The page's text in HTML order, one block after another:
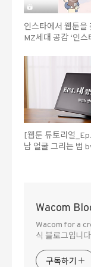
인스타에서 웹툰을
MZ세대 공감 ‘인스
[웹툰 튜토리얼
남 얼굴 그리는 법
Wacom
Wacom for a
식 블로그입니다
구독하기